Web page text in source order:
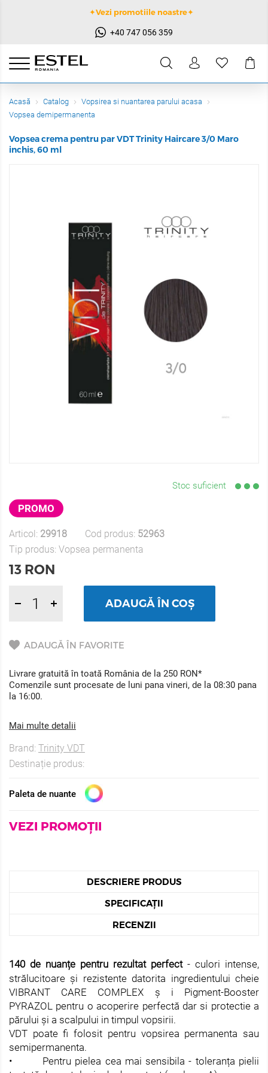
✦Vezi promotiile noastre✦
+40 747 056 359
Acasă Catalog
Vopsirea si nuantarea parului acasa
Vopsea demipermanenta
Vopsea crema pentru par VDT Trinity Haircare 3/0 Maro
inchis, 60 ml
Stoc suficient
PROMO
Articol: 29918 Cod produs: 52963
Tip produs: Vopsea permanenta
13 RON
ADAUGĂ ÎN COȘ
ADAUGĂ ÎN FAVORITE
Livrare gratuită în toată România de la 250 RON*
Comenzile sunt procesate de luni pana vineri, de la 08:30 pana
la 16:00.
Mai multe detalii
Brand: Trinity VDT
Destinație produs:
Paleta de nuante
VEZI PROMOȚII
DESCRIERE PRODUS
SPECIFICAȚII
RECENZII
140 de nuanțe pentru rezultat perfect - culori intense,
strălucitoare și rezistente datorita ingredientului cheie
VIBRANT CARE COMPLEX ș i Pigment-Booster
PYRAZOL pentru o acoperire perfectă dar si protectie a
părului și a scalpului in timpul vopsirii.
VDT poate fi folosit pentru vopsirea permanenta sau
semipermanenta.
• Pentru pielea cea mai sensibila - toleranța pielii